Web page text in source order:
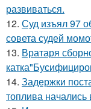
развиваться.
12. Суд изъял 97
совета судей
13. Вратаря
14. Задержки
топлива